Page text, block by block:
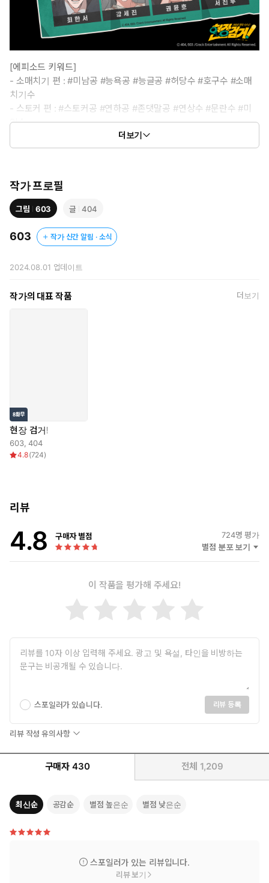
[에피소드 키워드]
- 소매치기 편 : #미남공 #능욕공 #능글공 #허당수 #호구수 #소매
치기수
- 스토커 편 : #스토커공 #연하공 #존댓말공 #연상수 #문란수 #미
인수
- 보이스피싱 편 : #미남공 #능욕공 #계략공 #반항수 #잔망수 #사
기꾼수
- 치한 편 : #능욕공 #미인공 #키작공 #치한수 #문란수 #미인수
- 악플 편 : #미남공 #BJ공 #절륜공 #악플수 #너드수 #시청자수
- 관음 편 : #능욕공 #관음공 #미남공 #유혹수 #잔망수 #미인수
전직 소매치기, 현직 취준생인 정현.
그리고… X추?!
더보기
작가 프로필
그림 603 글 404
603 작가 신간 알림 · 소식
2024.08.01 업데이트
작가의 대표 작품 더보기
현장 검거!
603,404
4.8(724)
리뷰
4.8 구매자 별점 724명 평가
별점 분포 보기
이 작품을 평가해 주세요!
스포일러가 있습니다. 리뷰 등록
리뷰 작성 유의사항
구매자 430 전체 1,209
최신순 공감순 별점 높은순 별점 낮은순
스포일러가 있는 리뷰입니다.
리뷰 보기